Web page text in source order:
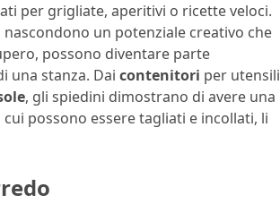
per grigliate, aperitivi o ricette veloci.
un potenziale creativo che
possono diventare parte
una stanza. Dai contenitori per utensili
, gli spiedini dimostrano di avere una
possono essere tagliati e incollati, li